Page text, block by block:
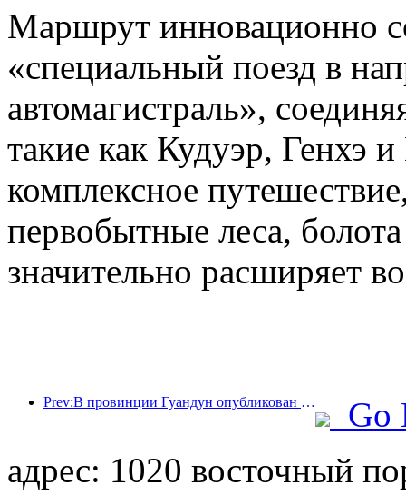
Маршрут инновационно
«специальный поезд в
автомагистраль»,
такие как Кудуэр, Генхэ
комплексное
первобытные леса,
значительно расширяет
Prev:В провинции Гуандун опубликован план расширения мощностей сферы услуг для превращения Большого залива в туристический центр мирового класса.
Go
адрес: 1020 восточный